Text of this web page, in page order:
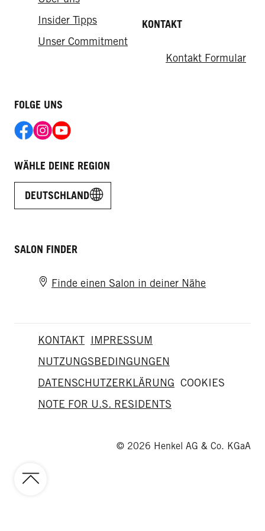
Insider Tipps
Unser Commitment
KONTAKT
Kontakt Formular
FOLGE UNS
WÄHLE DEINE REGION
DEUTSCHLAND
SALON FINDER
Finde einen Salon in deiner Nähe
KONTAKT IMPRESSUM
NUTZUNGSBEDINGUNGEN
DATENSCHUTZERKLÄRUNG COOKIES
NOTE FOR U.S. RESIDENTS
© 2026 Henkel AG & Co. KGaA